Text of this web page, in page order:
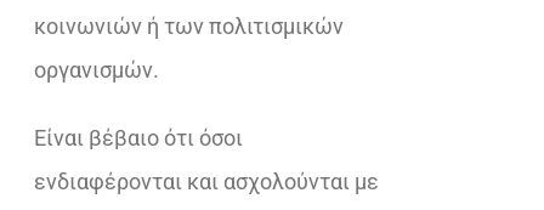
κοινωνιών ή των πολιτισμικών
οργανισμών.
Είναι βέβαιο ότι όσοι
ενδιαφέρονται και ασχολούνται με